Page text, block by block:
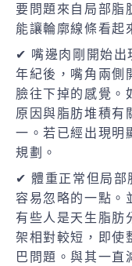
要問題來自局部脂
能讓輪廓線條看起
✔ 嘴邊肉剛開始出
年紀後，嘴角兩側
臉往下掉的感覺。
原因與脂肪堆積有
一。若已經出現明
規劃。
✔ 體重正常但局部
容易忽略的一點。
有些人是天生脂肪
架相對較短，即使
巴問題。與其一直